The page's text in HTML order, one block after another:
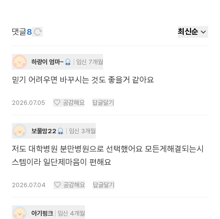
댓글8 최신순
하랑이 엄마~ 임신 7개월
믿기 어려우면 바꾸시는 것도 좋을거 같아요
2026.07.05 공감해요 답글달기
보물맘22 임신 3개월
저도 대학병원 분만병원으로 선택했어요 모든게해결되는시
스템이라 일단제마음이 편해요
2026.07.04 공감해요 답글달기
아기핑크 임신 4개월